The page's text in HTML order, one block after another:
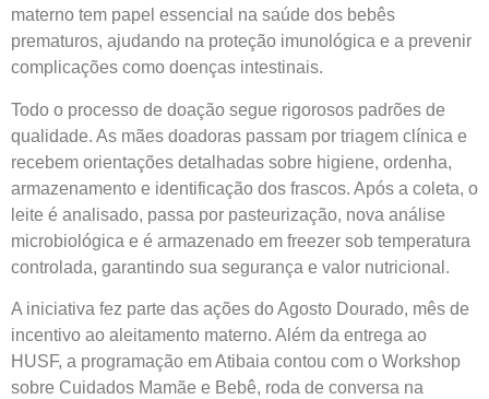
materno tem papel essencial na saúde dos bebês
prematuros, ajudando na proteção imunológica e a prevenir
complicações como doenças intestinais.
Todo o processo de doação segue rigorosos padrões de
qualidade. As mães doadoras passam por triagem clínica e
recebem orientações detalhadas sobre higiene, ordenha,
armazenamento e identificação dos frascos. Após a coleta, o
leite é analisado, passa por pasteurização, nova análise
microbiológica e é armazenado em freezer sob temperatura
controlada, garantindo sua segurança e valor nutricional.
A iniciativa fez parte das ações do Agosto Dourado, mês de
incentivo ao aleitamento materno. Além da entrega ao
HUSF, a programação em Atibaia contou com o Workshop
sobre Cuidados Mamãe e Bebê, roda de conversa na